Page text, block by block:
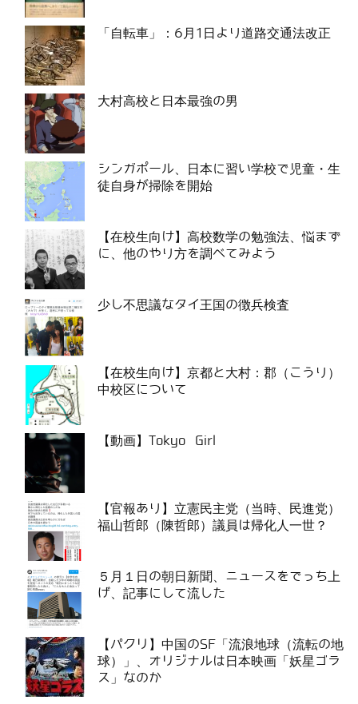
「自転車」：6月1日より道路交通法改正
大村高校と日本最強の男
シンガポール、日本に習い学校で児童・生
徒自身が掃除を開始
【在校生向け】高校数学の勉強法、悩まず
に、他のやり方を調べてみよう
少し不思議なタイ王国の徴兵検査
【在校生向け】京都と大村：郡（こうり）
中校区について
【動画】Tokyo Girl
【官報あり】立憲民主党（当時、民進党）
福山哲郎（陳哲郎）議員は帰化人一世？
５月１日の朝日新聞、ニュースをでっち上
げ、記事にして流した
【パクリ】中国のSF「流浪地球（流転の地
球）」、オリジナルは日本映画「妖星ゴラ
ス」なのか